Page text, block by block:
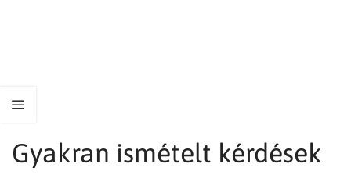
Gyakran ismételt kérdések